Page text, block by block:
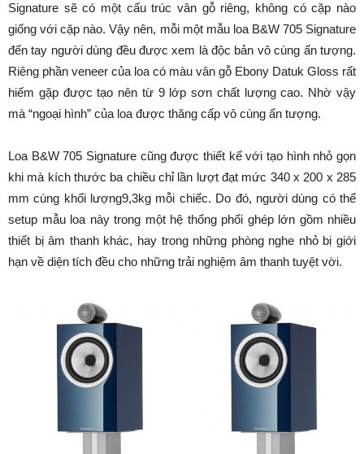
Signature sẽ có một cấu trúc vân gỗ riêng, không có cặp nào
giống với cặp nào. Vậy nên, mỗi một mẫu loa B&W 705 Signature
đến tay người dùng đều được xem là độc bản vô cùng ấn tượng.
Riêng phần veneer của loa có màu vân gỗ Ebony Datuk Gloss rất
hiếm gặp được tạo nên từ 9 lớp sơn chất lượng cao. Nhờ vậy
mà “ngoại hình” của loa được thăng cấp vô cùng ấn tượng.
Loa B&W 705 Signature cũng được thiết kế với tạo hình nhỏ gọn
khi mà kích thước ba chiều chỉ lần lượt đạt mức 340 x 200 x 285
mm cùng khối lượng9,3kg mỗi chiếc. Do đó, người dùng có thể
setup mẫu loa này trong một hệ thống phối ghép lớn gồm nhiều
thiết bị âm thanh khác, hay trong những phòng nghe nhỏ bị giới
hạn về diện tích đều cho những trải nghiệm âm thanh tuyệt vời.